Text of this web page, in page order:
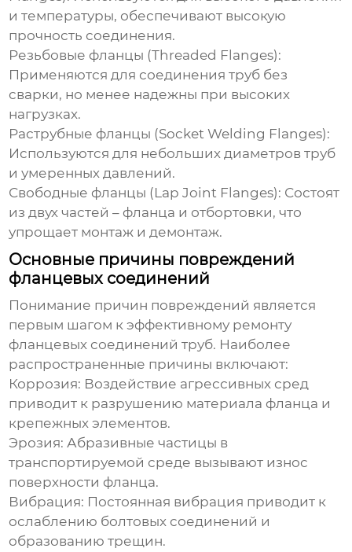
и температуры, обеспечивают высокую
прочность соединения.
Резьбовые фланцы (Threaded Flanges):
Применяются для соединения труб без
сварки, но менее надежны при высоких
нагрузках.
Раструбные фланцы (Socket Welding Flanges):
Используются для небольших диаметров труб
и умеренных давлений.
Свободные фланцы (Lap Joint Flanges): Состоят
из двух частей – фланца и отбортовки, что
упрощает монтаж и демонтаж.
Основные причины повреждений
фланцевых соединений
Понимание причин повреждений является
первым шагом к эффективному ремонту
фланцевых соединений труб. Наиболее
распространенные причины включают:
Коррозия: Воздействие агрессивных сред
приводит к разрушению материала фланца и
крепежных элементов.
Эрозия: Абразивные частицы в
транспортируемой среде вызывают износ
поверхности фланца.
Вибрация: Постоянная вибрация приводит к
ослаблению болтовых соединений и
образованию трещин.